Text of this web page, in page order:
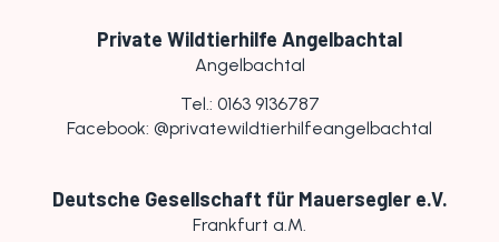
Private Wildtierhilfe Angelbachtal
Angelbachtal
Tel.: 0163 9136787
Facebook: @privatewildtierhilfeangelbachtal
Deutsche Gesellschaft für Mauersegler e.V.
Frankfurt a.M.